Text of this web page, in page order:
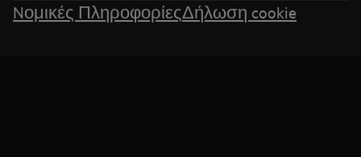
Nομικές ΠληροφορίεςΔήλωση cookie